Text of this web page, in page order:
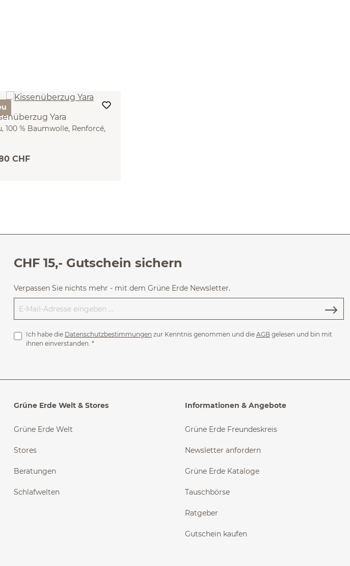
Yara
100 % Baumwolle, Renforcé,
CHF
CHF 15,- Gutschein sichern
Verpassen Sie nichts mehr - mit dem Grüne Erde Newsletter.
Ich habe die Datenschutzbestimmungen zur Kenntnis genommen und die AGB gelesen und bin mit
ihnen einverstanden. *
Grüne Erde Welt & Stores
Grüne Erde Welt
Stores
Beratungen
Schlafwelten
Informationen & Angebote
Grüne Erde Freundeskreis
Newsletter anfordern
Grüne Erde Kataloge
Tauschbörse
Ratgeber
Gutschein kaufen